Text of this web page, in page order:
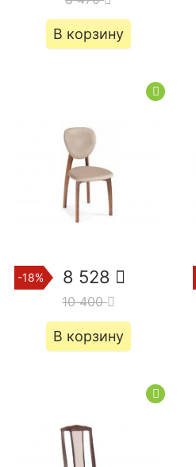
В корзину
-18% 8 528
10 400
В корзину